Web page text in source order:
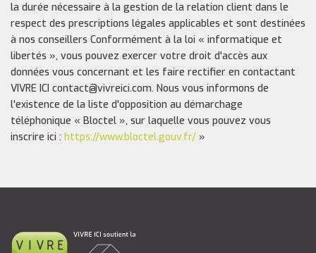
la durée nécessaire à la gestion de la relation client dans le
respect des prescriptions légales applicables et sont destinées
à nos conseillers Conformément à la loi « informatique et
libertés », vous pouvez exercer votre droit d'accès aux
données vous concernant et les faire rectifier en contactant
VIVRE ICI contact@vivreici.com. Nous vous informons de
l'existence de la liste d'opposition au démarchage
téléphonique « Bloctel », sur laquelle vous pouvez vous
inscrire ici : https://www.bloctel.gouv.fr/ »